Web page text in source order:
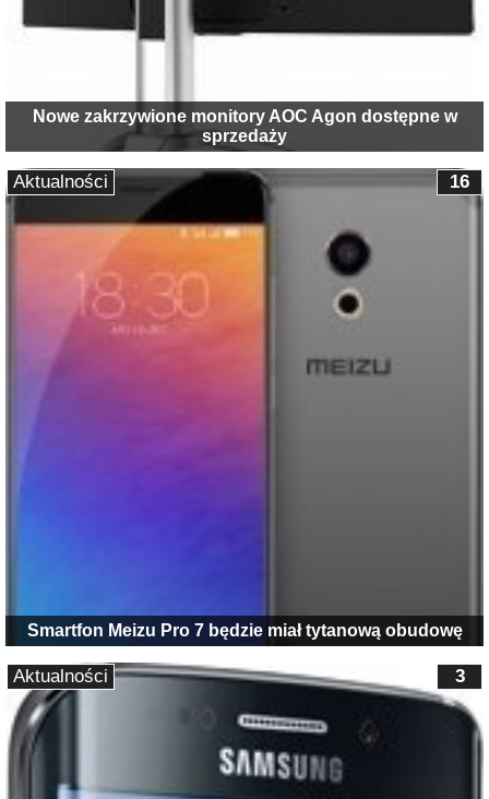
Nowe zakrzywione monitory AOC Agon dostępne w
sprzedaży
Smartfon Meizu Pro 7 będzie miał tytanową obudowę
16
Aktualności
3
Aktualności